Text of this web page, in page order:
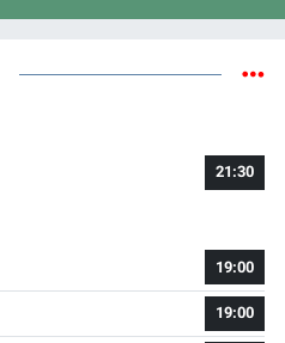
21:30
19:00
19:00